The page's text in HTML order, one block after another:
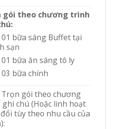
gói theo chương trình
bữa sáng Buffet tại
sạn
bữa ăn sáng tô ly
bữa chính
gói theo chương
chú (Hoặc linh hoạt
tùy theo nhu cầu của